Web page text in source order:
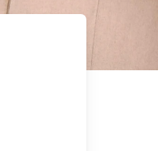
In New Window